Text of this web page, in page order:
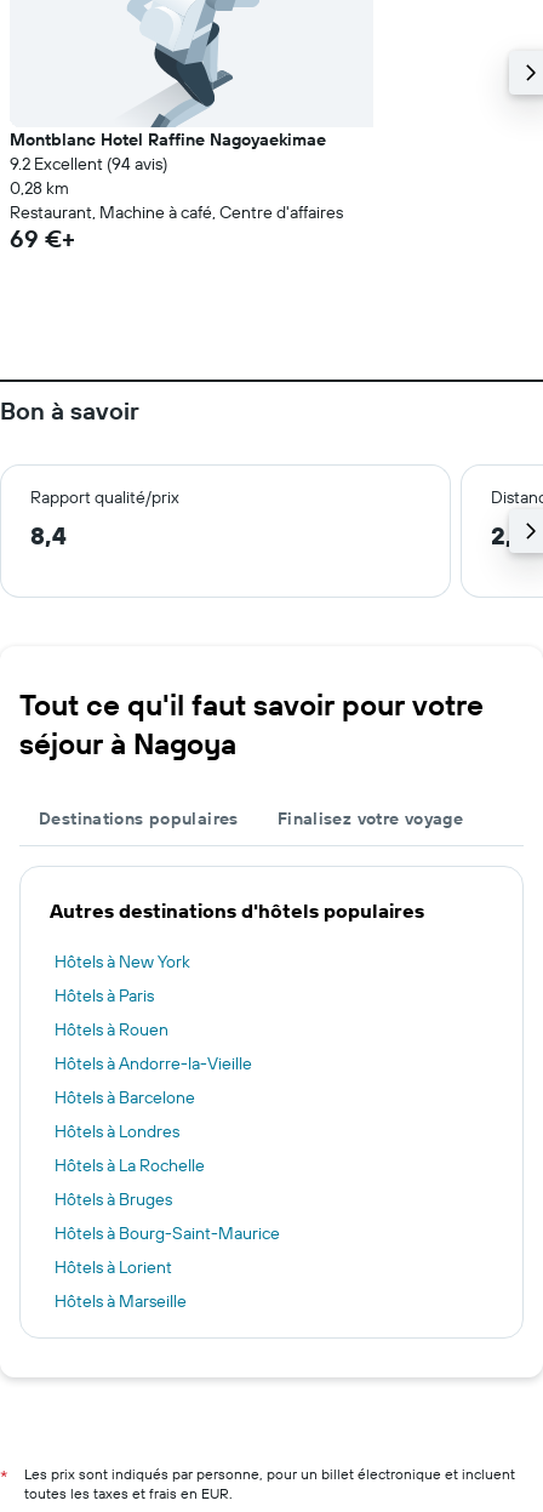
Montblanc Hotel Raffine Nagoyaekimae
9.2 Excellent (94 avis)
0,28 km
Restaurant, Machine à café, Centre d'affaires
69 €+
Bon à savoir
Rapport qualité/prix
8,4 2,0
Tout ce qu'il faut savoir pour votre
séjour à Nagoya
Destinations populaires Finalisez votre voyage
Autres destinations d'hôtels populaires
Hôtels à New York
Hôtels à Paris
Hôtels à Rouen
Hôtels à Andorre-la-Vieille
Hôtels à Barcelone
Hôtels à Londres
Hôtels à La Rochelle
Hôtels à Bruges
Hôtels à Bourg-Saint-Maurice
Hôtels à Lorient
Hôtels à Marseille
Hôtels à Nice
Hôtels à Cannes
*
Les prix sont indiqués par personne, pour un billet électronique et incluent
toutes les taxes et frais en EUR.